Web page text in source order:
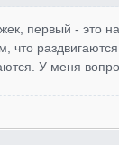
первый - это
что
У меня